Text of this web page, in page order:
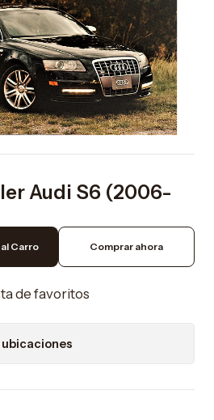
Audi S6 (2006-
Carro Comprar ahora
de favoritos